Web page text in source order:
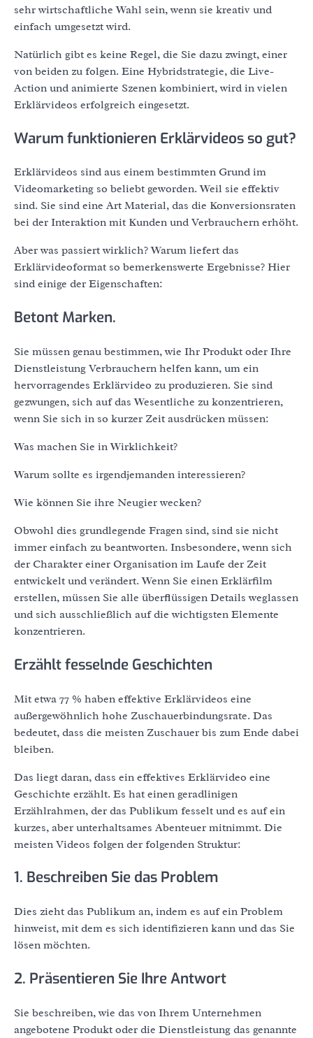
sehr wirtschaftliche Wahl sein, wenn sie kreativ und
einfach umgesetzt wird.
Natürlich gibt es keine Regel, die Sie dazu zwingt, einer
von beiden zu folgen. Eine Hybridstrategie, die Live-
Action und animierte Szenen kombiniert, wird in vielen
Erklärvideos erfolgreich eingesetzt.
Warum funktionieren Erklärvideos so gut?
Erklärvideos sind aus einem bestimmten Grund im
Videomarketing so beliebt geworden. Weil sie effektiv
sind. Sie sind eine Art Material, das die Konversionsraten
bei der Interaktion mit Kunden und Verbrauchern erhöht.
Aber was passiert wirklich? Warum liefert das
Erklärvideoformat so bemerkenswerte Ergebnisse? Hier
sind einige der Eigenschaften:
Betont Marken.
Sie müssen genau bestimmen, wie Ihr Produkt oder Ihre
Dienstleistung Verbrauchern helfen kann, um ein
hervorragendes Erklärvideo zu produzieren. Sie sind
gezwungen, sich auf das Wesentliche zu konzentrieren,
wenn Sie sich in so kurzer Zeit ausdrücken müssen:
Was machen Sie in Wirklichkeit?
Warum sollte es irgendjemanden interessieren?
Wie können Sie ihre Neugier wecken?
Obwohl dies grundlegende Fragen sind, sind sie nicht
immer einfach zu beantworten. Insbesondere, wenn sich
der Charakter einer Organisation im Laufe der Zeit
entwickelt und verändert. Wenn Sie einen Erklärfilm
erstellen, müssen Sie alle überflüssigen Details weglassen
und sich ausschließlich auf die wichtigsten Elemente
konzentrieren.
Erzählt fesselnde Geschichten
Mit etwa 77 % haben effektive Erklärvideos eine
außergewöhnlich hohe Zuschauerbindungsrate. Das
bedeutet, dass die meisten Zuschauer bis zum Ende dabei
bleiben.
Das liegt daran, dass ein effektives Erklärvideo eine
Geschichte erzählt. Es hat einen geradlinigen
Erzählrahmen, der das Publikum fesselt und es auf ein
kurzes, aber unterhaltsames Abenteuer mitnimmt. Die
meisten Videos folgen der folgenden Struktur:
1. Beschreiben Sie das Problem
Dies zieht das Publikum an, indem es auf ein Problem
hinweist, mit dem es sich identifizieren kann und das Sie
lösen möchten.
2. Präsentieren Sie Ihre Antwort
Sie beschreiben, wie das von Ihrem Unternehmen
angebotene Produkt oder die Dienstleistung das genannte